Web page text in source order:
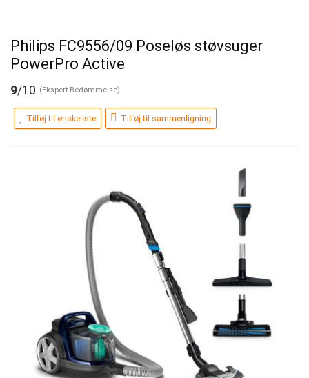
Philips FC9556/09 Poseløs støvsuger
PowerPro Active
9/10 (Ekspert Bedømmelse)
Tilføj til ønskeliste Tilføj til sammenligning